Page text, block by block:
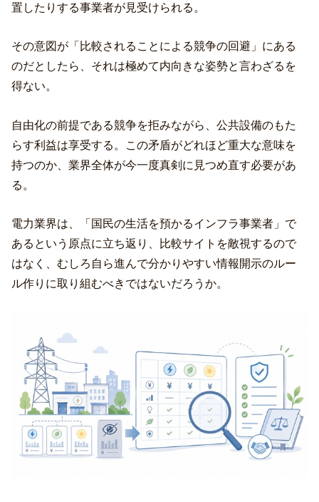
置したりする事業者が見受けられる。
その意図が「比較されることによる競争の回避」にある
のだとしたら、それは極めて内向きな姿勢と言わざるを
得ない。
自由化の前提である競争を拒みながら、公共設備のもた
らす利益は享受する。この矛盾がどれほど重大な意味を
持つのか、業界全体が今一度真剣に見つめ直す必要があ
る。
電力業界は、「国民の生活を預かるインフラ事業者」で
あるという原点に立ち返り、比較サイトを敵視するので
はなく、むしろ自ら進んで分かりやすい情報開示のルー
ル作りに取り組むべきではないだろうか。